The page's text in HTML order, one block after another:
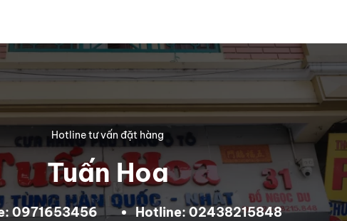
Hotline tư vấn đặt hàng
Tuấn Hoa
0971653456 Hotline: 02438215848